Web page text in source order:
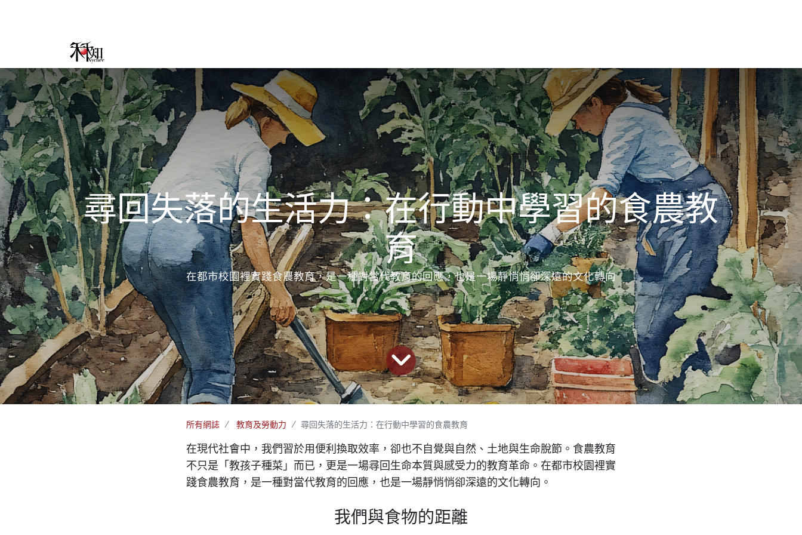
尋回失落的生活力：在行動中學習的食農教
育
在都市校園裡實踐食農教育，是一種對當代教育的回應，也是一場靜悄悄卻深遠的文化轉向
所有網誌 教育及勞動力 尋回失落的生活力：在行動中學習的食農教育
在現代社會中，我們習於用便利換取效率，卻也不自覺與自然、土地與生命脫節。食農教育
不只是「教孩子種菜」而已，更是一場尋回生命本質與感受力的教育革命。在都市校園裡實
踐食農教育，是一種對當代教育的回應，也是一場靜悄悄卻深遠的文化轉向。
我們與食物的距離